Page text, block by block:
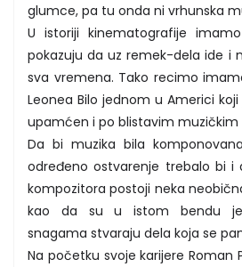
glumce, pa tu onda ni vrhunska
U istoriji kinematografije
pokazuju da uz remek-dela ide i
sva vremena. Tako recimo
Leonea Bilo jednom u Americi
upamćen i po blistavim
Da bi muzika bila
određeno ostvarenje trebalo bi i
kompozitora postoji neka
kao da su u istom bendu
snagama stvaraju dela koja se
Na početku svoje karijere Roman